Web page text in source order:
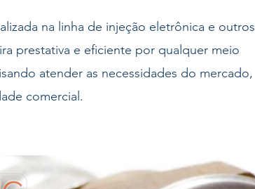
na linha de injeção eletrônica e outros
prestativa e eficiente por qualquer meio
atender as necessidades do mercado,
comercial.